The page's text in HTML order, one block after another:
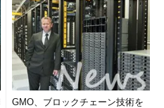
GMO、ブロックチェーン技術を